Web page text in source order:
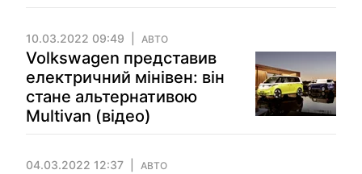
10.03.2022 09:49 АВТО
Volkswagen представив
електричний мінівен: він
стане альтернативою
Multivan (відео)
04.03.2022 12:37 АВТО